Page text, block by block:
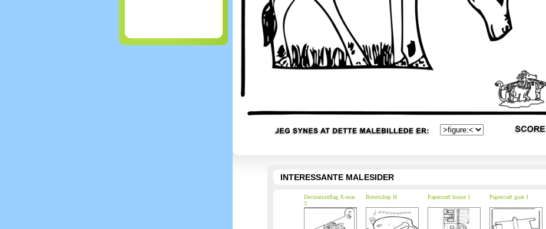
INTERESSANTE MALESIDER
Decorationflag X-mas
3
Beterschap H Papercraft house 1 Papercraft goat 1